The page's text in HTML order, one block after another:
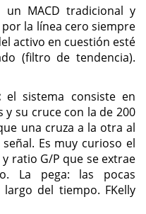
un MACD tradicional y
la línea cero siempre
activo en cuestión esté
(filtro de tendencia).
el sistema consiste en
y su cruce con la de 200
una cruza a la otra al
Es muy curioso el
ratio G/P que se extrae
La pega: las pocas
del tiempo. FKelly